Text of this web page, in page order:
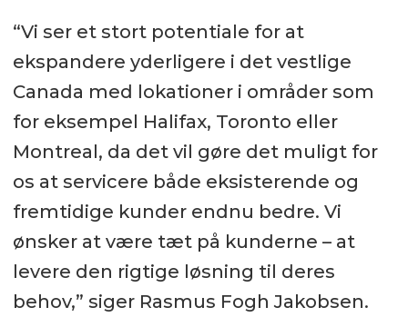
“Vi ser et stort potentiale for at
ekspandere yderligere i det vestlige
Canada med lokationer i områder som
for eksempel Halifax, Toronto eller
Montreal, da det vil gøre det muligt for
os at servicere både eksisterende og
fremtidige kunder endnu bedre. Vi
ønsker at være tæt på kunderne – at
levere den rigtige løsning til deres
behov,” siger Rasmus Fogh Jakobsen.